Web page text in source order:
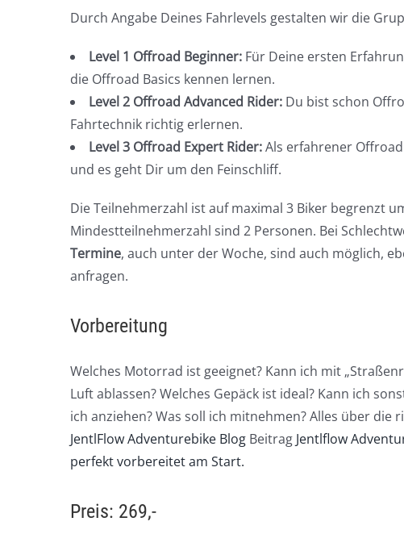
Durch Angabe Deines Fahrlevels gestalten wir die
Level 1 Offroad Beginner: Für Deine ersten
die Offroad Basics kennen lernen.
Level 2 Offroad Advanced Rider: Du bist schon
Fahrtechnik richtig erlernen.
Level 3 Offroad Expert Rider:Als erfahrener
und es geht Dir um den Feinschliff.
Die Teilnehmerzahl ist auf maximal 3 Biker begrenzt
Mindestteilnehmerzahl sind 2 Personen. Bei
Termine, auch unter der Woche, sind auch möglich,
anfragen.
Vorbereitung
Welches Motorrad ist geeignet? Kann ich mit
Luft ablassen? Welches Gepäck ist ideal? Kann ich
ich anziehen? Was soll ich mitnehmen? Alles über
JentlFlow Adventurebike Blog Beitrag Jentlflow
perfekt vorbereitet am Start.
Preis: 269,-